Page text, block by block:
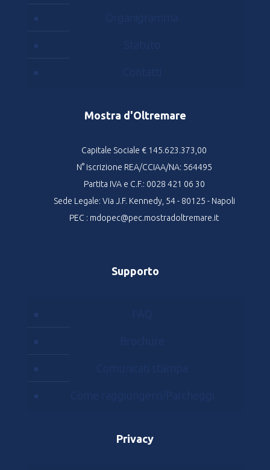
Organigramma
Statuto
Contatti
Mostra d'Oltremare
Capitale Sociale € 145.623.373,00
N° iscrizione REA/CCIAA/NA: 564495
Partita IVA e C.F.: 0028 421 06 30
Sede Legale: Via J.F. Kennedy, 54 - 80125 - Napoli
PEC : mdopec@pec.mostradoltremare.it
Supporto
FAQ
Brochure
Comunicati stampa
Come raggiungerci/Parcheggi
Privacy